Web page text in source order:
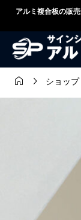
アルミ複合板の販
  ショップ